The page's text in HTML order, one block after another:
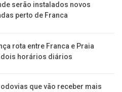
serão instalados novos
perto de Franca
rota entre Franca e Praia
dois horários diários
que vão receber mais